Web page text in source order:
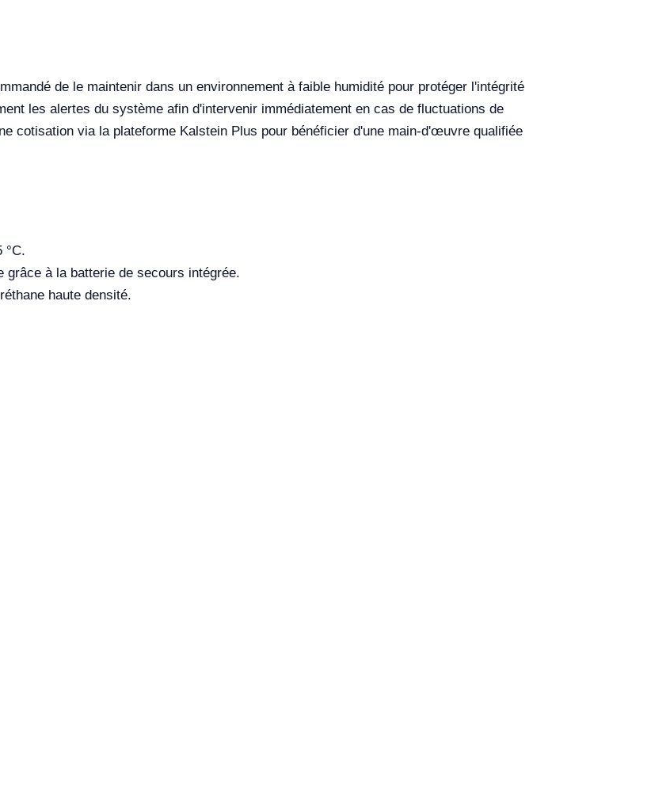
de le maintenir dans un environnement à faible humidité pour protéger l'intégrité
les alertes du système afin d'intervenir immédiatement en cas de fluctuations de
cotisation via la plateforme Kalstein Plus pour bénéficier d'une main-d'œuvre qualifiée
°C.
grâce à la batterie de secours intégrée.
haute densité.